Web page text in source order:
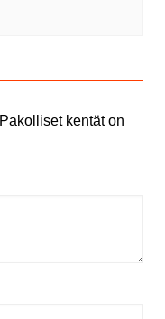
Pakolliset kentät on